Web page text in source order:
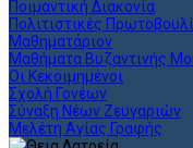
Ποιμαντική Διακονία
Πολιτιστικές
Μαθηματάριον
Μαθήματα Βυζαντινής
Οι Κεκοιμημένοι
Σχολή Γονέων
Σύναξη Νέων Ζευγαριών
Μελέτη Αγίας Γραφής